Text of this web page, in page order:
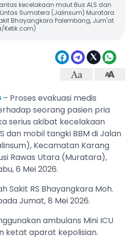
kecelakaan maut Bus ALS dan
Sumatera (Jalinsum) Muratara
Bhayangkara Palembang, Jum'at
Ketik.com)
– Proses evakuasi medis
seorang pasien pria
serius akibat kecelakaan
dan mobil tangki BBM di Jalan
Kecamatan Karang
Rawas Utara (Muratara),
6 Mei 2026.
Sakit RS Bhayangkara Moh.
Jumat, 8 Mei 2026.
ambulans Mini ICU
ketat aparat kepolisian.